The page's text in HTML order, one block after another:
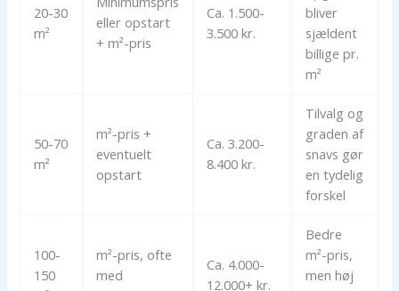
20-30
m²
eller opstart
+ m²-pris
Ca. 1.500-
3.500 kr.
bliver
sjældent
billige pr.
m²
50-70
m²
m²-pris +
eventuelt
opstart
Ca. 3.200-
8.400 kr.
Tilvalg og
graden af
snavs gør
en tydelig
forskel
100-
150
m²-pris, ofte
med
Ca. 4.000-
12.000+ kr.
Bedre
m²-pris,
men høj